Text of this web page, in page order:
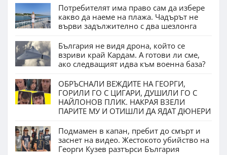
Потребителят има право сам да избере
какво да наеме на плажа. Чадърът не
върви задължително с два шезлонга
България не видя дрона, който се
взриви край Кардам. А готови ли сме,
ако следващият идва към военна база?
ОБРЪСНАЛИ ВЕЖДИТЕ НА ГЕОРГИ,
ГОРИЛИ ГО С ЦИГАРИ, ДУШИЛИ ГО С
НАЙЛОНОВ ПЛИК. НАКРАЯ ВЗЕЛИ
ПАРИТЕ МУ И ОТИШЛИ ДА ЯДАТ ДЮНЕРИ
Подмамен в капан, пребит до смърт и
заснет на видео. Жестокото убийство на
Георги Кузев разтърси България